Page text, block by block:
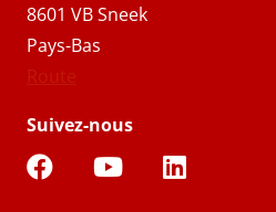
8601 VB Sneek
Pays-Bas
Route
Suivez-nous